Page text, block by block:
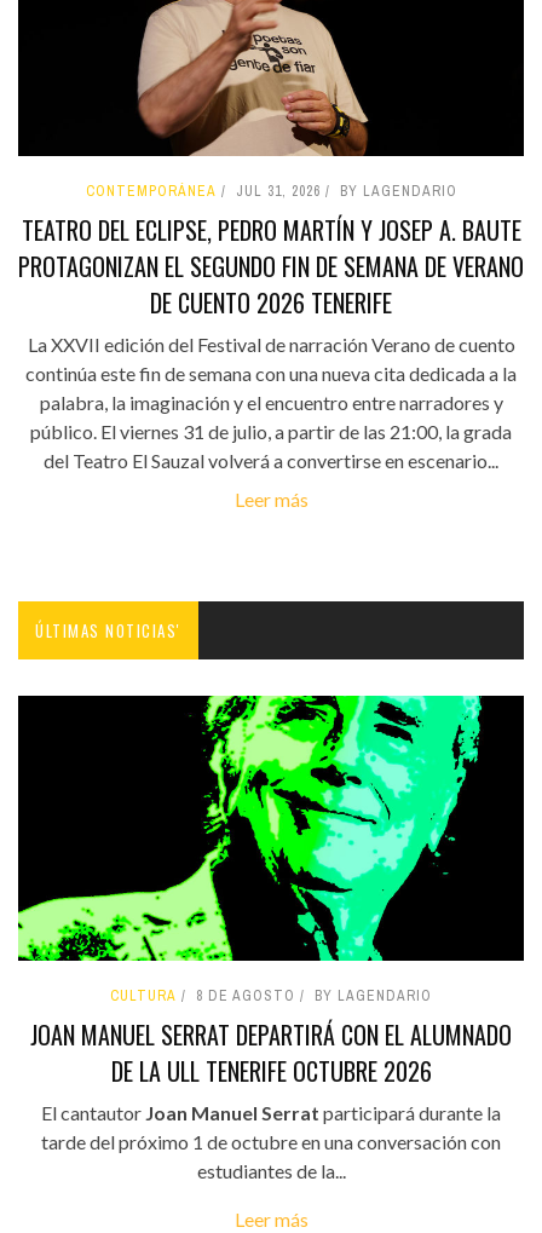
CONTEMPORÁNEA JUL 31, 2026 BY LAGENDARIO
TEATRO DEL ECLIPSE, PEDRO MARTÍN Y JOSEP A. BAUTE
PROTAGONIZAN EL SEGUNDO FIN DE SEMANA DE VERANO
DE CUENTO 2026 TENERIFE
La XXVII edición del Festival de narración Verano de cuento
continúa este fin de semana con una nueva cita dedicada a la
palabra, la imaginación y el encuentro entre narradores y
público. El viernes 31 de julio, a partir de las 21:00, la grada
del Teatro El Sauzal volverá a convertirse en escenario...
Leer más
ÚLTIMAS NOTICIAS'
CULTURA 8 DE AGOSTO BY LAGENDARIO
JOAN MANUEL SERRAT DEPARTIRÁ CON EL ALUMNADO
DE LA ULL TENERIFE OCTUBRE 2026
El cantautor Joan Manuel Serrat participará durante la
tarde del próximo 1 de octubre en una conversación con
estudiantes de la...
Leer más